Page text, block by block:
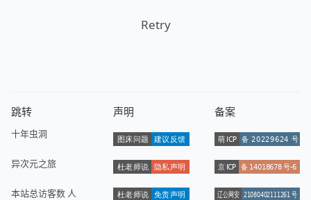
Retry
跳转
十年虫洞
异次元之旅
本站总访客数 人
声明 备案